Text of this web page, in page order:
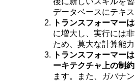
データベースにテキ
トランスフォーマー
に増大し、実行には
ため、莫大な計算能
トランスフォーマー
ーキテクチャ上の制
ます。また、ガバナ